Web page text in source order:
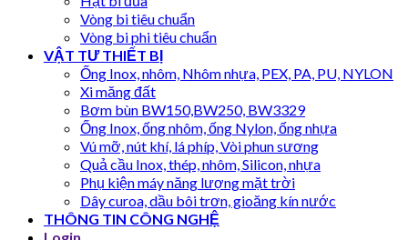
Vòng bi tiêu chuẩn
Vòng bi phi tiêu chuẩn
VẬT TƯ THIẾT BỊ
Ống Inox, nhôm, Nhôm nhựa, PEX, PA, PU, NYLON
Xi măng đất
Bơm bùn BW150,BW250, BW3329
Ống Inox, ống nhôm, ống Nylon, ống nhựa
Vú mỡ, nút khí, lá phíp, Vòi phun sương
Quả cầu Inox, thép, nhôm, Silicon, nhựa
Phụ kiện máy năng lượng mặt trời
Dây curoa, dầu bôi trơn, gioăng kín nước
THÔNG TIN CÔNG NGHỆ